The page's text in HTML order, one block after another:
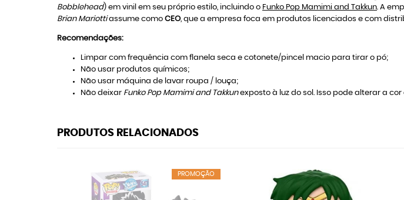
Bobblehead) em vinil em seu próprio estilo, incluindo o Funko Pop Mamimi and Takkun. A
Brian Mariottiassume como CEO, que a empresa foca em produtos licenciados e com
Recomendações:
Limpar com frequência com flanela seca e cotonete/pincel macio para tirar o pó;
Não usar produtos químicos;
Não usar máquina de lavar roupa / louça;
Não deixar Funko Pop Mamimi and Takkunexposto à luz do sol. Isso pode alterar a cor
PRODUTOS RELACIONADOS
PROMOÇÃO